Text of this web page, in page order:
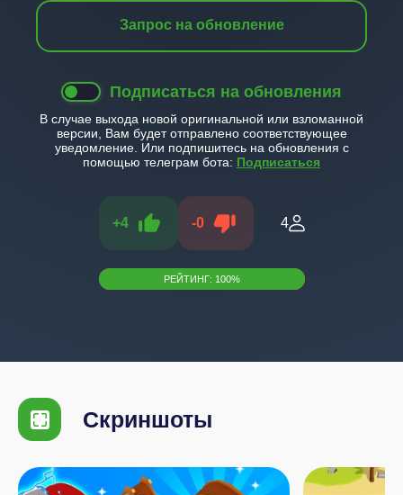
Запрос на обновление
Подписаться на обновления
В случае выхода новой оригинальной или взломанной
версии, Вам будет отправлено соответствующее
уведомление. Или подпишитесь на обновления с
помощью телеграм бота: Подписаться
+4 -0 4
РЕЙТИНГ: 100%
Скриншоты